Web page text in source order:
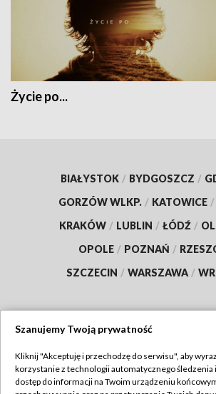
Życie po...
BIAŁYSTOK / BYDGOSZCZ /
GORZÓW WLKP. / KATOWICE /
KRAKÓW / LUBLIN / ŁÓDŹ /
OPOLE / POZNAŃ /
SZCZECIN / WARSZAWA /
TVP
Szanujemy Twoją prywatność
Kliknij "Akceptuję i przechodzę do serwisu", aby
korzystanie z technologii automatycznego śledzenia
dostęp do informacji na Twoim urządzeniu